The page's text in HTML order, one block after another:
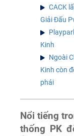
CACK
Giải Đấu
Kinh
Ngoài
Kinh còn
phái
Nổi tiếng
thống PK